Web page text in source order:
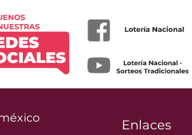
Enlaces